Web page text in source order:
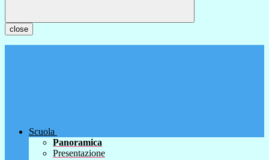
close
Scuola
Panoramica
Presentazione